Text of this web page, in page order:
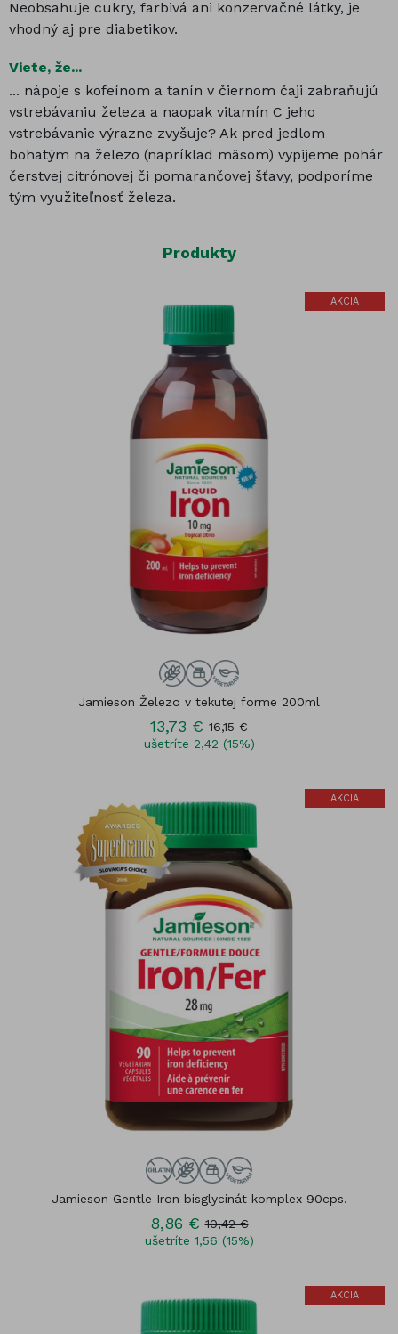
Neobsahuje cukry, farbivá ani konzervačné látky, je
vhodný aj pre diabetikov.
Viete, že...
... nápoje s kofeínom a tanín v čiernom čaji zabraňujú
vstrebávaniu železa a naopak vitamín C jeho
vstrebávanie výrazne zvyšuje? Ak pred jedlom
bohatým na železo (napríklad mäsom) vypijeme pohár
čerstvej citrónovej či pomarančovej šťavy, podporíme
tým využiteľnosť železa.
Produkty
AKCIA
Jamieson Železo v tekutej forme 200ml
13,73 € 16,15 €
ušetríte 2,42 (15%)
AKCIA
Jamieson Gentle Iron bisglycinát komplex 90cps.
8,86 € 10,42 €
ušetríte 1,56 (15%)
AKCIA